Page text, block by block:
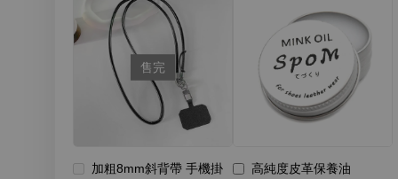
售完
加粗8mm斜背帶 手機掛
高純度皮革保養油